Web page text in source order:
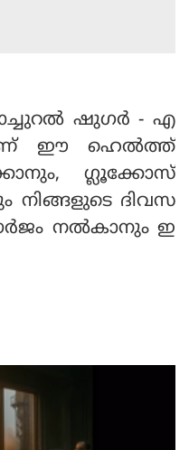
ഷുഗര്‍ - എ
ഈ ഹെല്‍ത്ത്
ഗ്ലൂക്കോസ്
നിങ്ങളുടെ ദിവസ
നല്‍കാനും ഇ